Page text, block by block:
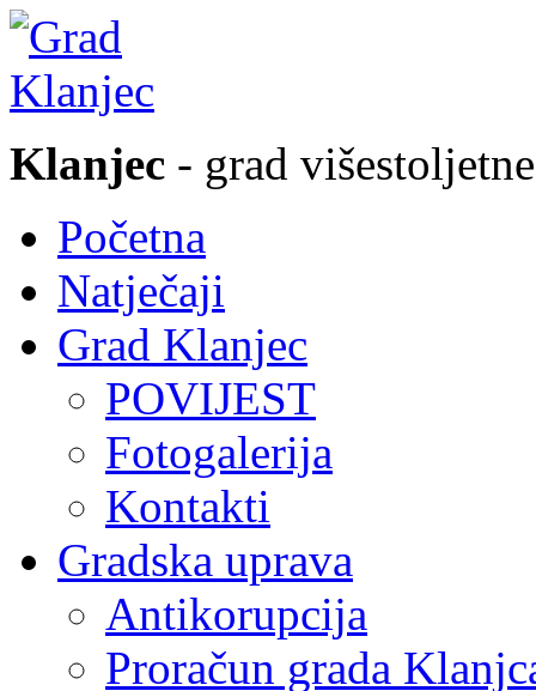
Klanjec - grad
Početna
Natječaji
Grad Klanjec
POVIJEST
Fotogalerija
Kontakti
Gradska uprava
Antikorupcija
Proračun grada